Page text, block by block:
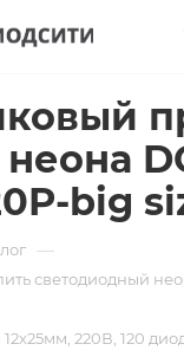
big
—
светодиодный
220В, 120